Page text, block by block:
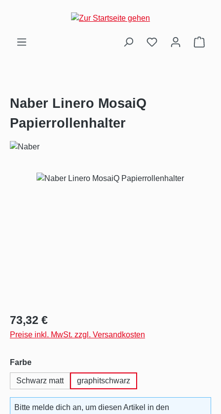
Zum Hauptinhalt springen
Naber Linero MosaiQ
Papierrollenhalter
Bildergalerie überspringen
Regulärer Preis:
73,32 €
Preise inkl. MwSt. zzgl. Versandkosten
Farbeauswählen
Schwarz matt graphitschwarz
Bitte melde dich an, um diesen Artikel in den